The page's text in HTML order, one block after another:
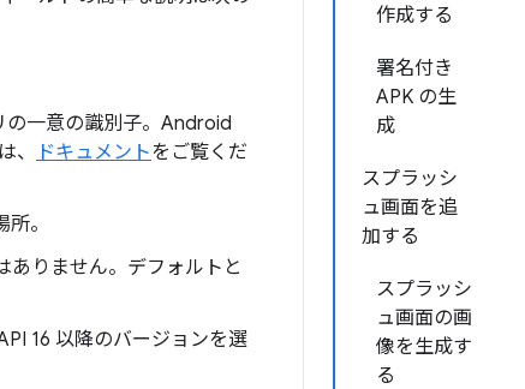
作成する
署名付き
APK の生
成
スプラッシ
ュ画面を追
加する
スプラッシ
ュ画面の画
像を生成す
る
一意の識別子。Android
、
ドキュメントをご覧くだ
。
ありません。デフォルトと
16 以降のバージョンを選